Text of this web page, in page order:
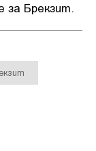
за Брекзит.